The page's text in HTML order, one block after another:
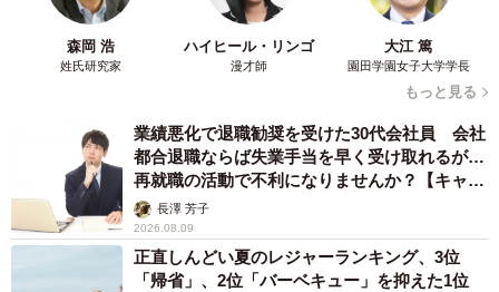
元AKB48だけれど
性欲を持て余す女子高生・結城美菜実として、様々なふし
だらな場面に挑んだ。元アイドルという背景を持つだけ
に、賛否巻き起こるかもしれない。
だが、田野はどんな雑音にも揺らぎはしないだろう。
「AKB48時代からのファンの方の中には複雑な反応をされ
る方もいるかもしれませんが、俳優・田野優花としての全
森岡 浩
姓氏研究家
ハイヒール・リンゴ
漫才師
大江 篤
園田学園女子大学学長
もっと見る
業績悪化で退職勧奨を受けた30代会社員 会社
都合退職ならば失業手当を早く受け取れるが…
再就職の活動で不利になりませんか？【キャリ
アカウンセラーが解説】
長澤 芳子
2026.08.09
正直しんどい夏のレジャーランキング、3位
「帰省」、2位「バーベキュー」を抑えた1位